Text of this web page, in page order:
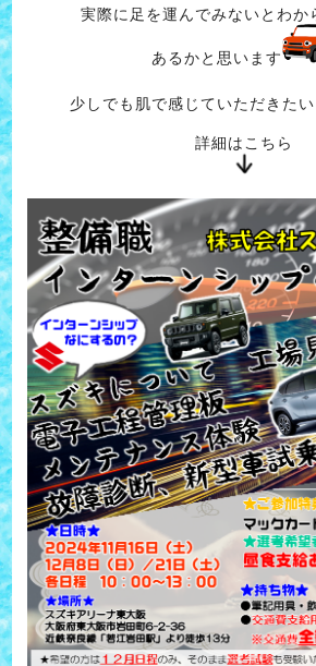
実際に足を運んでみないとわか
あるかと思います
少しでも肌で感じていただきた
詳細はこちら